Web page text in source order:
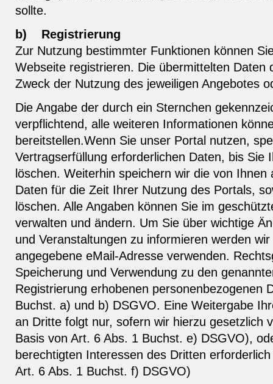
sollte.
b) Registrierung
Zur Nutzung bestimmter Funktionen können
Webseite registrieren. Die übermittelten Daten
Zweck der Nutzung des jeweiligen Angebotes
Die Angabe der durch ein Sternchen
verpflichtend, alle weiteren Informationen
bereitstellen.Wenn Sie unser Portal nutzen,
Vertragserfüllung erforderlichen Daten, bis Sie
löschen. Weiterhin speichern wir die von Ihnen
Daten für die Zeit Ihrer Nutzung des Portals,
löschen. Alle Angaben können Sie im
verwalten und ändern. Um Sie über wichtige
und Veranstaltungen zu informieren werden
angegebene eMail-Adresse verwenden.
Speicherung und Verwendung zu den
Registrierung erhobenen personenbezogenen
Buchst. a) und b) DSGVO. Eine Weitergabe
an Dritte folgt nur, sofern wir hierzu gesetzlich
Basis von Art. 6 Abs. 1 Buchst. e) DSGVO),
berechtigten Interessen des Dritten
Art. 6 Abs. 1 Buchst. f) DSGVO)